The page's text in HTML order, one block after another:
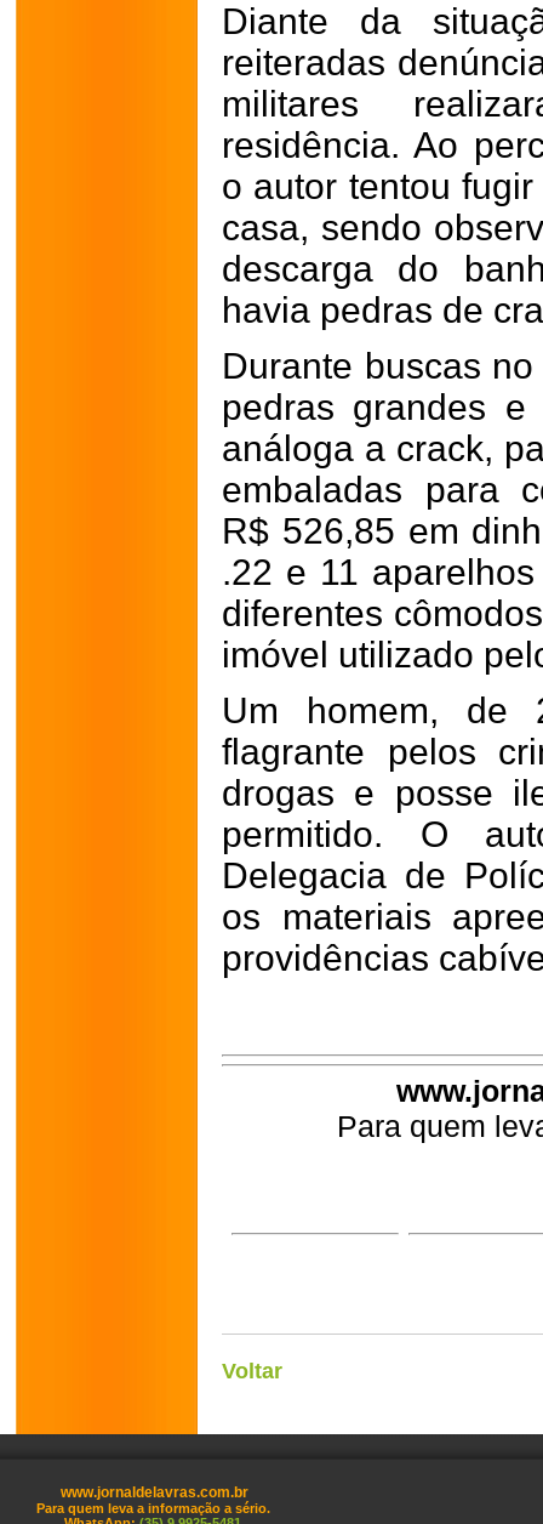
Diante da
reiteradas
militares
residência. Ao
o autor tentou
casa, sendo
descarga do
havia pedras de
Durante buscas
pedras grandes e
análoga a crack,
embaladas para
R$ 526,85 em
.22 e 11
diferentes
imóvel utilizado
Um homem, de
flagrante pelos
drogas e posse
permitido. O
Delegacia de
os materiais
providências
Para quem
Voltar
www.jornaldelavras.com.br
Para quem leva a informação a sério.